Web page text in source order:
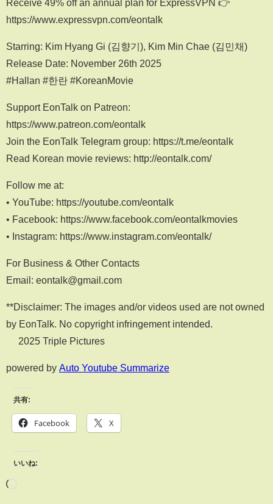
Receive 49% off an annual plan for ExpressVPN 👉
https://www.expressvpn.com/eontalk
Starring: Kim Hyang Gi (김향기), Kim Min Chae (김민채)
Release Date: November 26th 2025
#Hallan #한란 #KoreanMovie
Support EonTalk on Patreon:
https://www.patreon.com/eontalk
Join the EonTalk Telegram group: https://t.me/eontalk
Read Korean movie reviews: http://eontalk.com/
Follow me at:
• YouTube: https://youtube.com/eontalk
• Facebook: https://www.facebook.com/eontalkmovies
• Instagram: https://www.instagram.com/eontalk/
For Business & Other Contacts
Email: eontalk@gmail.com
**Disclaimer: The images and/or videos used are not owned
by EonTalk. No copyright infringement intended.
© 2025 Triple Pictures
powered by Auto Youtube Summarize
共有:
Facebook X
いいね: